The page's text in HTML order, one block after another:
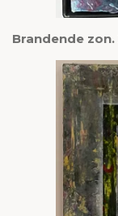
Brandende zon.